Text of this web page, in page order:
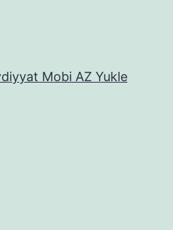
Mobi AZ Yukle